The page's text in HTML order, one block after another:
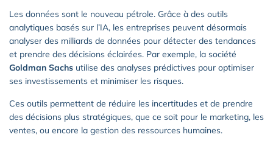
Les données sont le nouveau pétrole. Grâce à des outils
analytiques basés sur l’IA, les entreprises peuvent désormais
analyser des milliards de données pour détecter des tendances
et prendre des décisions éclairées. Par exemple, la société
Goldman Sachs utilise des analyses prédictives pour optimiser
ses investissements et minimiser les risques.
Ces outils permettent de réduire les incertitudes et de prendre
des décisions plus stratégiques, que ce soit pour le marketing, les
ventes, ou encore la gestion des ressources humaines.